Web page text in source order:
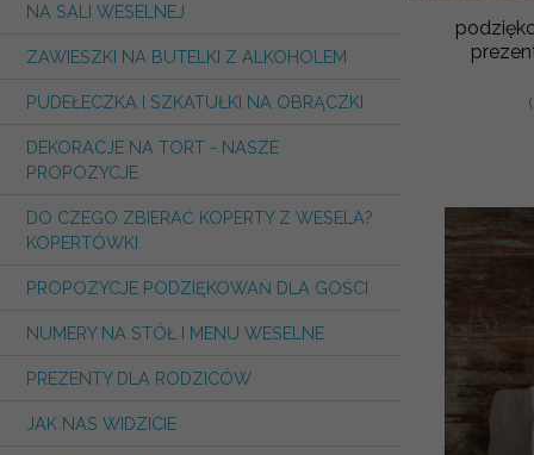
NA SALI WESELNEJ
ZAWIESZKI NA BUTELKI Z ALKOHOLEM
PUDEŁECZKA I SZKATUŁKI NA OBRĄCZKI
DEKORACJE NA TORT - NASZE
PROPOZYCJE
DO CZEGO ZBIERAĆ KOPERTY Z WESELA?
KOPERTÓWKI
PROPOZYCJE PODZIĘKOWAŃ DLA GOŚCI
NUMERY NA STÓŁ I MENU WESELNE
PREZENTY DLA RODZICÓW
JAK NAS WIDZICIE